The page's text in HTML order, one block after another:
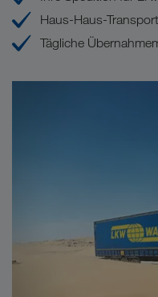
Haus-Haus-
Tägliche